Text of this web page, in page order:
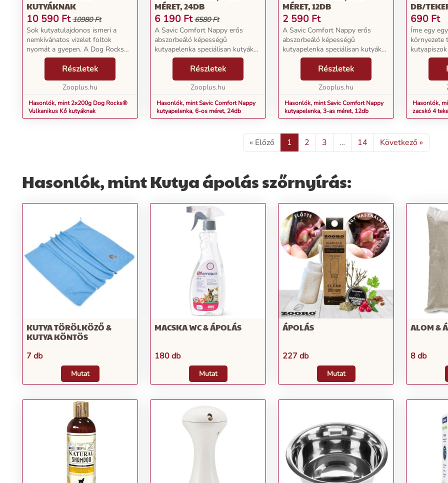
KUTYÁKNAK
10 590 Ft 10980 Ft
Sok kutyatulajdonos ismeri a
nemkívánatos vizelet foltok
nyomát a gyepen. A Dog Rocks®
Natural segítségével ezek
megszüntethetők! Egyszerűen
helyezze a köveket a kutya vizébe
és a kutya vizelete nem l...
Részletek
Zooplus.hu
Hasonlók, mint 2x200g Dog Rocks®
Vulkanikus Kő kutyáknak
MÉRET, 24DB
6 190 Ft 6580 Ft
A Savic Comfort Nappy erős
abszorbeáló képességű
kutyapelenka speciálisan kutyák
részére. Különféle méretekben
kapható, s így kölyköknek éppúgy
alkalmas, mint felnőtt állatoknak.
A fekete kutyapelenka...
Részletek
Zooplus.hu
Hasonlók, mint Savic Comfort Nappy
kutyapelenka, 6-os méret, 24db
MÉRET, 12DB
2 590 Ft
A Savic Comfort Nappy erős
abszorbeáló képességű
kutyapelenka speciálisan kutyák
részére. Különféle méretekben
kapható, s így kölyköknek éppúgy
alkalmas, mint felnőtt állatoknak.
A fekete kutyapelenka...
Részletek
Zooplus.hu
Hasonlók, mint Savic Comfort Nappy
kutyapelenka, 3-as méret, 12db
DB/
690 Ft
Íme egy
környezete
nagyszerű
távolított
Hasonlók,
zacskó 4
« Előző 1 2 3 … 14 Következő »
Hasonlók, mint Kutya ápolás szőrnyírás:
KUTYA TÖRÖLKÖZŐ &
KUTYA KÖNTÖS
7 db
Mutat
MACSKA WC & ÁPOLÁS
180 db
Mutat
ÁPOLÁS
227 db
Mutat
ALOM &
8 db